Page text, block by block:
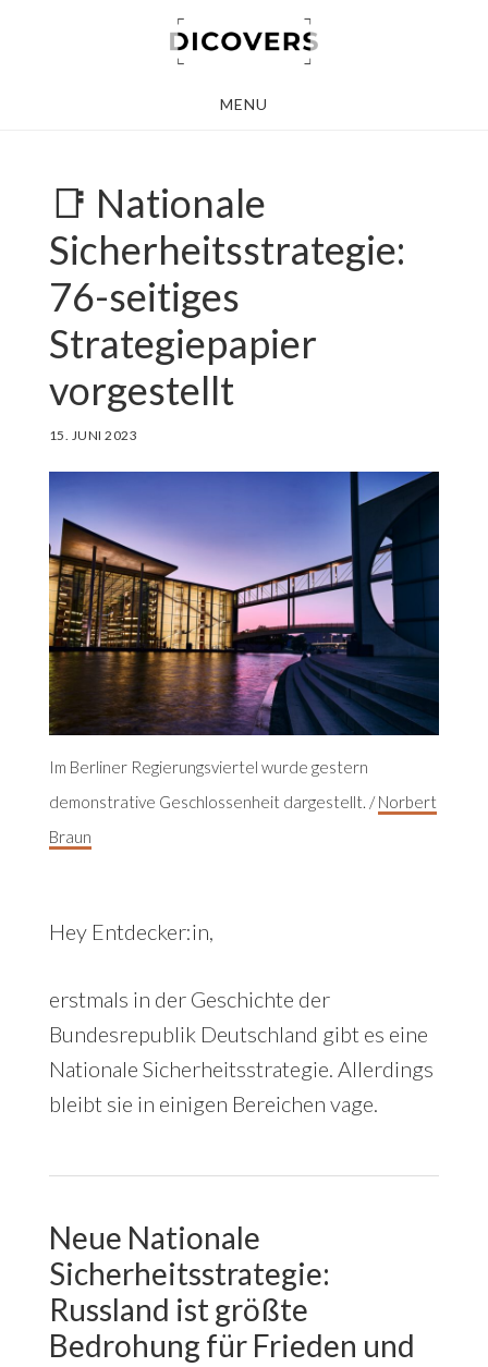
MENU
📑 Nationale
Sicherheitsstrategie:
76-seitiges
Strategiepapier
vorgestellt
15. JUNI 2023
Im Berliner Regierungsviertel wurde gestern
demonstrative Geschlossenheit dargestellt. /Norbert
Braun
Hey Entdecker:in,
erstmals in der Geschichte der
Bundesrepublik Deutschland gibt es eine
Nationale Sicherheitsstrategie. Allerdings
bleibt sie in einigen Bereichen vage.
Neue Nationale
Sicherheitsstrategie:
Russland ist größte
Bedrohung für Frieden und